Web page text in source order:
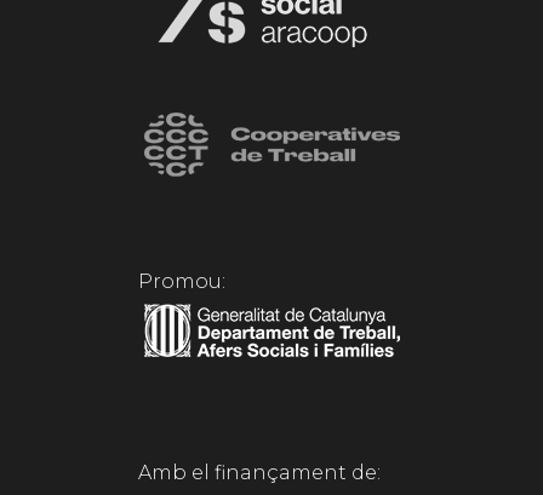
Promou:
Amb el finançament de: